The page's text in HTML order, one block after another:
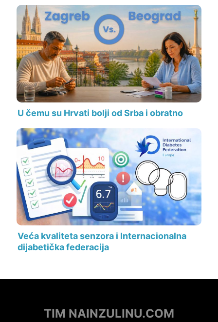
U čemu su Hrvati bolji od Srba i obratno
Veća kvaliteta senzora i Internacionalna
dijabetička federacija
TIM NAINZULINU.COM